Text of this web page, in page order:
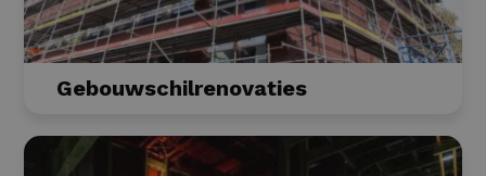
Gebouwschilrenovaties